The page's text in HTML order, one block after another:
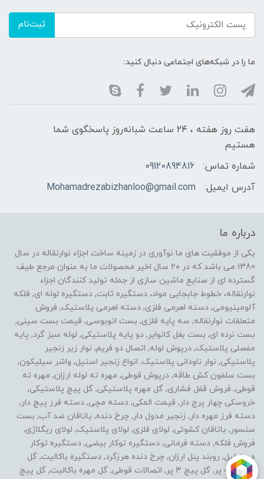
ثبت‌نام
ما را در شبکه‌های اجتماعی دنبال کنید:
هفت روز هفته ، ۲۴ ساعت شبانه‌روز پاسخگوی شما
هستیم
شماره تماس:
09120894816
آدرس ایمیل:
Mohamadrezabizhanloo@gmail.com
درباره ما
یکی از موفقیت های ما نوآوری در زمینه ساخت اجزاء نوارنقاله در سال
1380 می باشد که در ۲۰ سال اخیر محصولات ما به عنوان مرجع طیف
گسترده ای از صنایع ماشین سازی از جمله تولید کنندگان اجزاء
نوارنقاله، خطوط جابجایی مواد، دستگیره ثابت, دستگیره لوله ای, فلکه
آلومینیومی, دسته اهرمی فلزی, دسته اهرمی پلاستیک, فروش
متعلقات نوارنقاله, سه پایه فلزی, بست اتوبوسی, قیمت بست سینی,
بست نرده ای, بست بغل کانوایر, دو پایه پلاستیکی, لوله سبز گرد, پایه
مفصلی پلاستیک, درپوش لوله, اتصال دو فریم, نوار زیر زنجیر
پلاستیکی, نوار ناودانی پلاستیک, انواع زنجیر استیل, واشر سیلیکون,
بست سلفون کش طاقه, درپوش قوطی, مهره ته لوله ارزان, مهره ته
قوطی, فروش قفل فشاری, گل مهره پلاستیکی, گل پیچ پلاستیکی,
خروسکی چهار پرچ دار, قیمت المکی, دسته مچی, دسته فرز پیچ دار,
دسته فرز مهره دار, زنجیر مدول دار, چرخ دنده, یاتاقان ضد آب, بست
سنسور, یاتاقان کشوئی, لولای فلزی, لولای پلاستیک, لولای ریگلاژی,
فروش فلکه, دسته فرمانی, دستگیره توکار بیضی, دستگیره توکار
مستطیل, روبند پنل ارزان, چرخ دنده هرزگرد, دستگیره باکالیت, گل
مهره سه پر, گل پیچ 3 پر, اتصالات قوطی, گل مهره باکالیت, گل پیچ